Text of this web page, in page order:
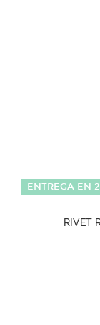
ENTREGA EN
RIVET